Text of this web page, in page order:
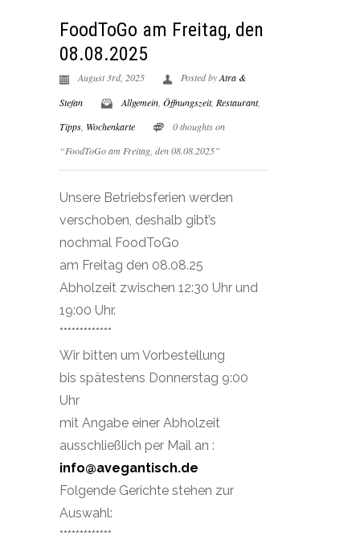
FoodToGo am Freitag, den
08.08.2025
August 3rd, 2025 Posted byAtra &
Stefan
Allgemein Öffnungszeit, Restaurant,
Tipps Wochenkarte
0 thoughts on
“FoodToGo am Freitag, den 08.08.2025”
Unsere Betriebsferien werden
verschoben, deshalb gibt’s
nochmal FoodToGo
am Freitag den 08.08.25
Abholzeit zwischen 12:30 Uhr und
19:00 Uhr.
*************
Wir bitten um Vorbestellung
bis spätestens Donnerstag 9:00
Uhr
mit Angabe einer Abholzeit
ausschließlich per Mail an :
info@avegantisch.de
Folgende Gerichte stehen zur
Auswahl:
*************